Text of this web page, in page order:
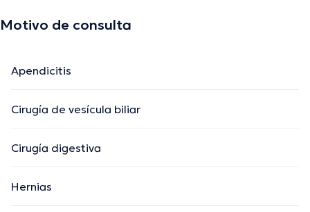
Motivo de consulta
Apendicitis
Cirugía de vesícula biliar
Cirugía digestiva
Hernias